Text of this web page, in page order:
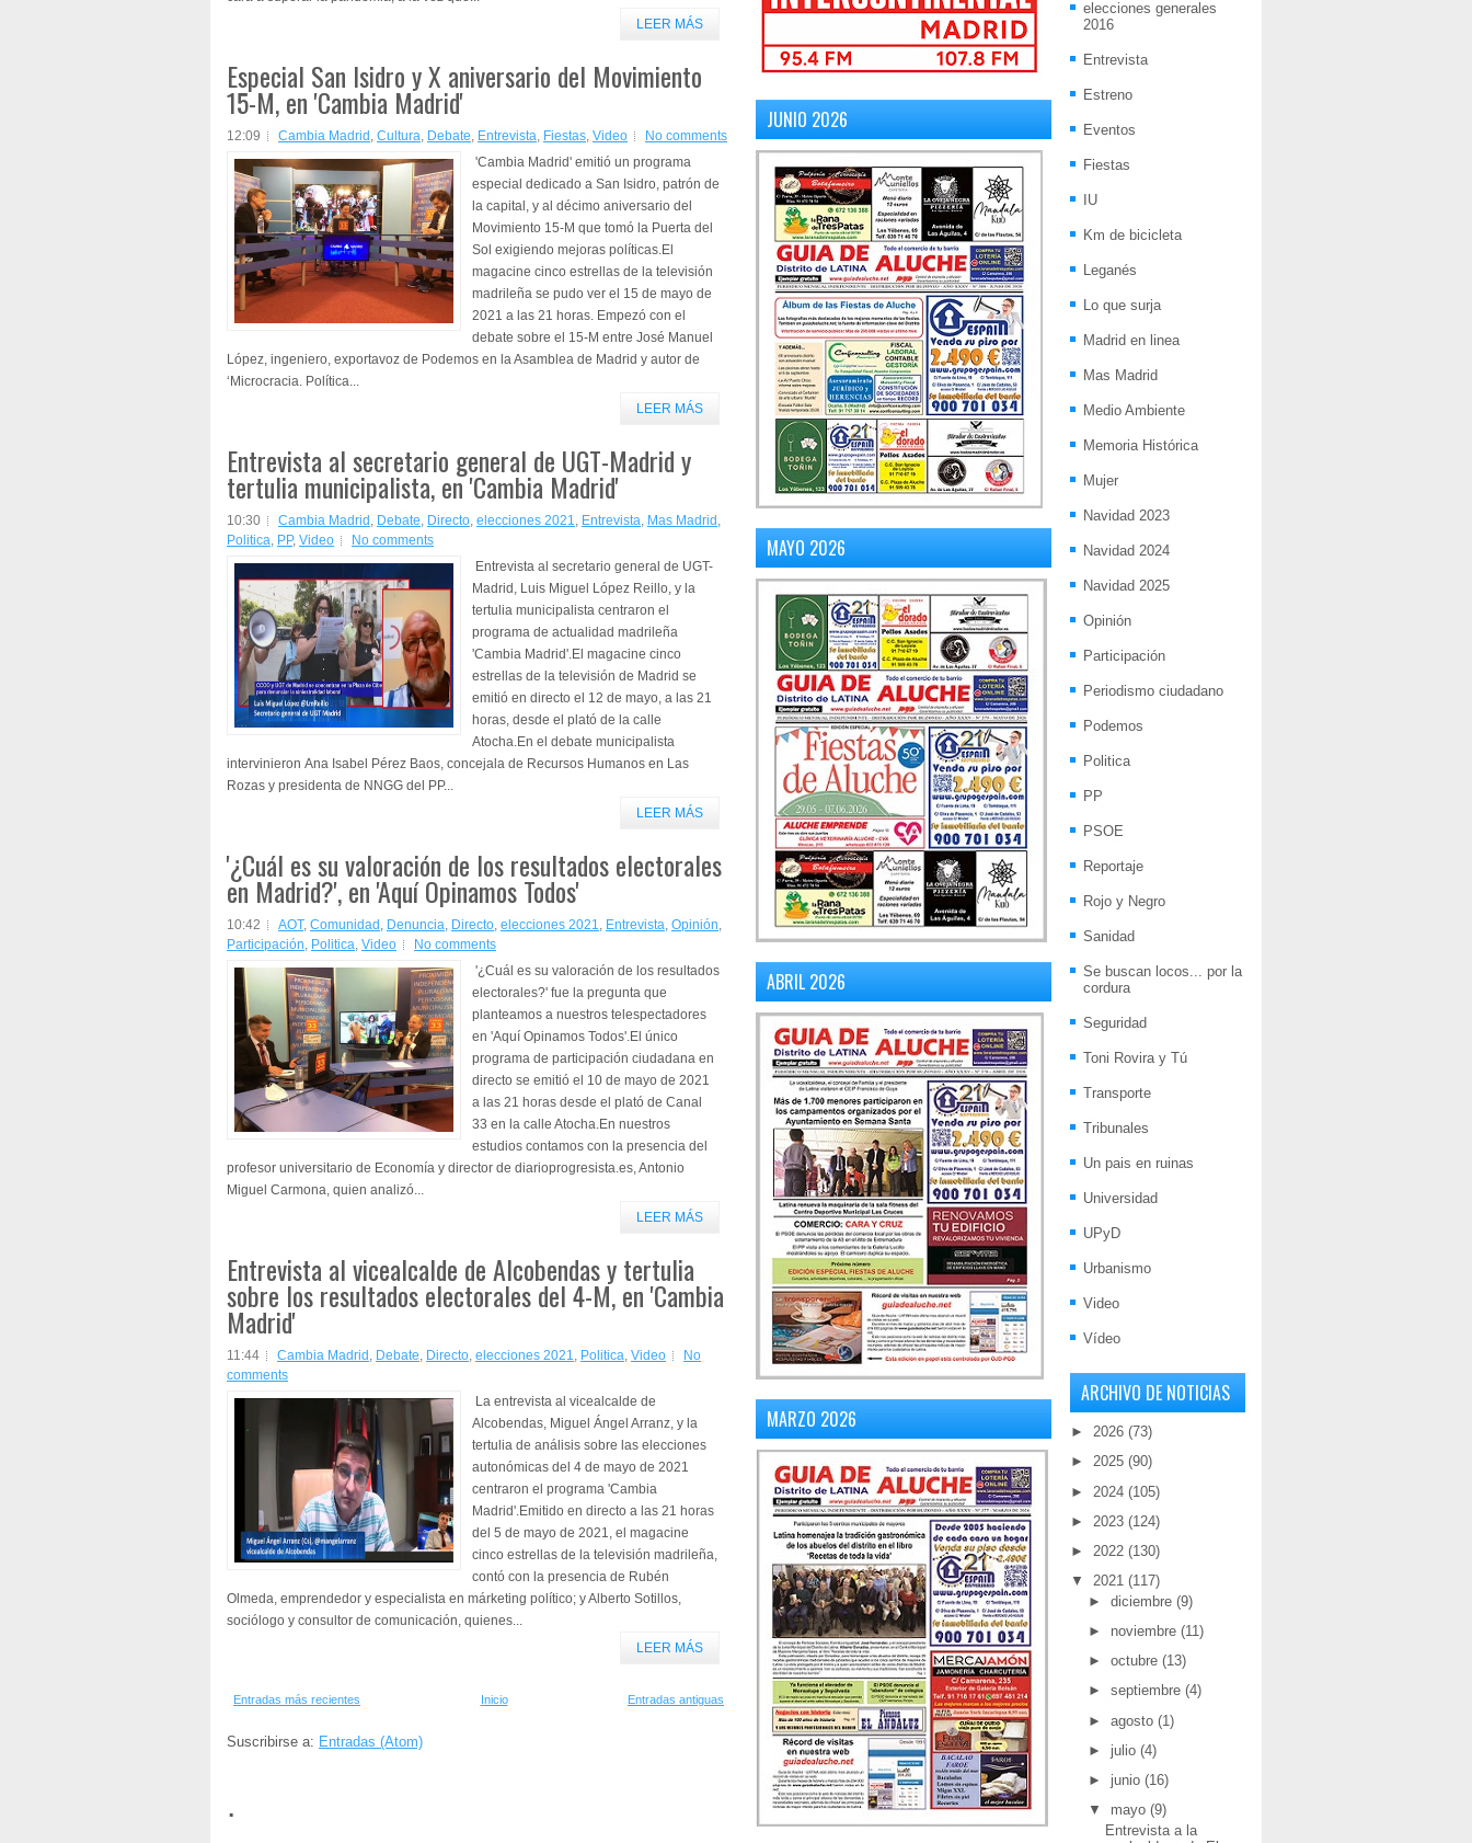
LEER MÁS
Especial San Isidro y X aniversario del Movimiento
15-M, en 'Cambia Madrid'
12:09 Cambia Madrid , Cultura, Debate, Entrevista, Fiestas, Video
No comments
'Cambia Madrid' emitió un programa
especial dedicado a San Isidro, patrón de
la capital, y al décimo aniversario del
Movimiento 15-M que tomó la Puerta del
Sol exigiendo mejoras políticas.El
magacine cinco estrellas de la televisión
madrileña se pudo ver el 15 de mayo de
2021 a las 21 horas. Empezó con el
debate sobre el 15-M entre José Manuel
López, ingeniero, exportavoz de Podemos en la Asamblea de Madrid y autor de
‘Microcracia. Política...
LEER MÁS
Entrevista al secretario general de UGT-Madrid y
tertulia municipalista, en 'Cambia Madrid'
10:30 Cambia Madrid , Debate, Directo, elecciones 2021, Entrevista, Mas Madrid ,
Politica, PP, Video
No comments
Entrevista al secretario general de UGT-
Madrid, Luis Miguel López Reillo, y la
tertulia municipalista centraron el
programa de actualidad madrileña
'Cambia Madrid'.El magacine cinco
estrellas de la televisión de Madrid se
emitió en directo el 12 de mayo, a las 21
horas, desde el plató de la calle
Atocha.En el debate municipalista
intervinieron Ana Isabel Pérez Baos, concejala de Recursos Humanos en Las
Rozas y presidenta de NNGG del PP...
LEER MÁS
'¿Cuál es su valoración de los resultados electorales
en Madrid?', en 'Aquí Opinamos Todos'
10:42 AOT, Comunidad , Denuncia, Directo, elecciones 2021, Entrevista, Opinión,
Participación, Politica, Video
No comments
'¿Cuál es su valoración de los resultados
electorales?' fue la pregunta que
planteamos a nuestros telespectadores
en 'Aquí Opinamos Todos'.El único
programa de participación ciudadana en
directo se emitió el 10 de mayo de 2021
a las 21 horas desde el plató de Canal
33 en la calle Atocha.En nuestros
estudios contamos con la presencia del
profesor universitario de Economía y director de diarioprogresista.es, Antonio
Miguel Carmona, quien analizó...
LEER MÁS
Entrevista al vicealcalde de Alcobendas y tertulia
sobre los resultados electorales del 4-M, en 'Cambia
Madrid'
11:44 Cambia Madrid , Debate, Directo, elecciones 2021, Politica, Video
No
comments
La entrevista al vicealcalde de
Alcobendas, Miguel Ángel Arranz, y la
tertulia de análisis sobre las elecciones
autonómicas del 4 de mayo de 2021
centraron el programa 'Cambia
Madrid'.Emitido en directo a las 21 horas
del 5 de mayo de 2021, el magacine
cinco estrellas de la televisión madrileña,
contó con la presencia de Rubén
Olmeda, emprendedor y especialista en márketing político; y Alberto Sotillos,
sociólogo y consultor de comunicación, quienes...
LEER MÁS
Entradas más recientes Entradas antiguas
Inicio
Suscribirse a: Entradas (Atom)
.
JUNIO 2026
MAYO 2026
ABRIL 2026
MARZO 2026
elecciones generales
2016
Entrevista
Estreno
Eventos
Fiestas
IU
Km de bicicleta
Leganés
Lo que surja
Madrid en linea
Mas Madrid
Medio Ambiente
Memoria Histórica
Mujer
Navidad 2023
Navidad 2024
Navidad 2025
Opinión
Participación
Periodismo ciudadano
Podemos
Politica
PP
PSOE
Reportaje
Rojo y Negro
Sanidad
Se buscan locos... por la
cordura
Seguridad
Toni Rovira y Tú
Transporte
Tribunales
Un pais en ruinas
Universidad
UPyD
Urbanismo
Video
Vídeo
ARCHIVO DE NOTICIAS
► 2026 (73)
► 2025 (90)
► 2024 (105)
► 2023 (124)
► 2022 (130)
▼
2021 (117)
► diciembre (9)
► noviembre (11)
► octubre (13)
► septiembre (4)
► agosto (1)
► julio (4)
► junio (16)
▼
mayo (9)
Entrevista a la